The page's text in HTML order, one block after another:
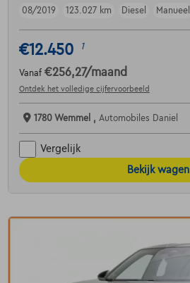
08/2019
123.027 km Diesel Manueel
€12.450 1
Vanaf €256,27/maand
Ontdek het volledige cijfervoorbeeld
1780 Wemmel , Automobiles Daniel
Vergelijk
Bekijk wagen